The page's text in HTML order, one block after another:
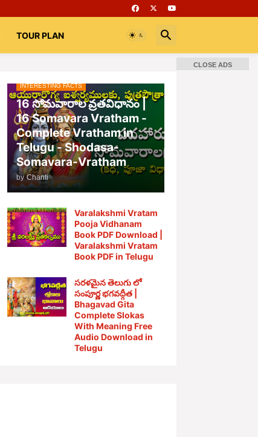
TOUR PLAN
INTERESTING FACTS
16 సోమవారాల వ్రతవిధానం |
16 Somavara Vratham -
Complete Vratham in
Telugu - Shodasa-
Somavara-Vratham
by Chanti
Varalakshmi Vratam
Pooja Vidhanam
Book PDF Download |
Varalakshmi Vratam
Book PDF in Telugu
సరళమైన తెలుగు లో
సంపూర్ణ భగవద్గీత |
Bhagavad Gita
Complete Slokas
With Meaning Free
Audio Download in
Telugu
CLOSE ADS